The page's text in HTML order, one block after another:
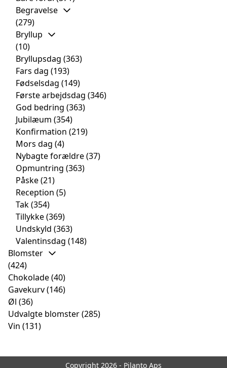
Begravelse
(279)
Bryllup
(10)
Bryllupsdag (363)
Fars dag (193)
Fødselsdag (149)
Første arbejdsdag (346)
God bedring (363)
Jubilæum (354)
Konfirmation (219)
Mors dag (4)
Nybagte forældre(37)
Opmuntring (363)
Påske(21)
Reception (5)
Tak(354)
Tillykke(369)
Undskyld (363)
Valentinsdag (148)
Blomster
(424)
Chokolade(40)
Gavekurv(146)
Øl (36)
Udvalgte blomster(285)
Vin (131)
Copyright 2026 - Pilanto Aps